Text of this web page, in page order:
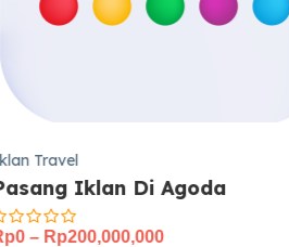
Iklan Travel
Pasang Iklan Di Traveloka
Rp0 – Rp200,000,000